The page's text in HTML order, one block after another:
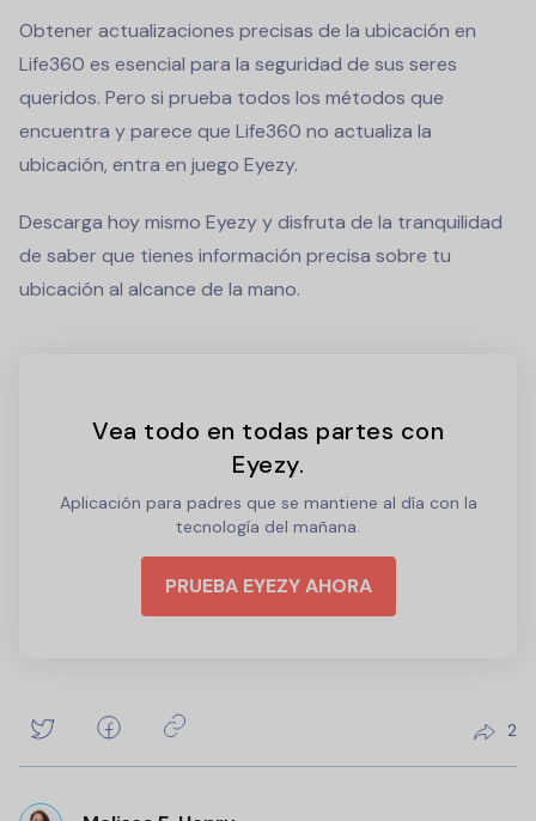
Obtener actualizaciones precisas de la ubicación en
Life360 es esencial para la seguridad de sus seres
queridos. Pero si prueba todos los métodos que
encuentra y parece que Life360 no actualiza la
ubicación, entra en juego Eyezy.
Descarga hoy mismo Eyezy y disfruta de la tranquilidad
de saber que tienes información precisa sobre tu
ubicación al alcance de la mano.
Vea todo en todas partes con
Eyezy.
Aplicación para padres que se mantiene al día con la
tecnología del mañana.
PRUEBA EYEZY AHORA
2